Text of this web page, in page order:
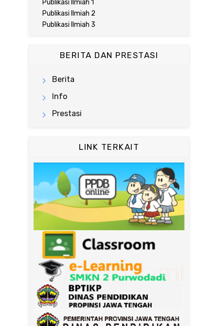
Publikasi Ilmiah 1
Publikasi Ilmiah 2
Publikasi Ilmiah 3
BERITA DAN PRESTASI
Berita
Info
Prestasi
LINK TERKAIT